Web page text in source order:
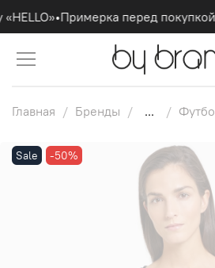
•Примерка перед покупкой•
Главная Бренды ...
Sale -50%